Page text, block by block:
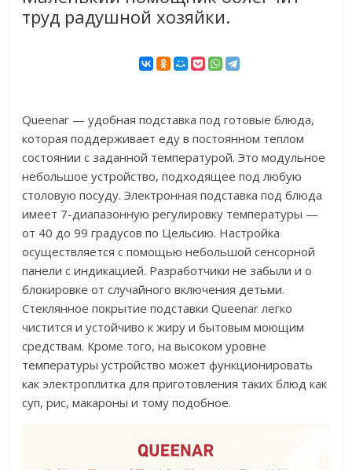
труд радушной хозяйки.
Queenar — удобная подставка под готовые блюда,
которая поддерживает еду в постоянном теплом
состоянии с заданной температурой. Это модульное
небольшое устройство, подходящее под любую
столовую посуду. Электронная подставка под блюда
имеет 7-диапазонную регулировку температуры —
от 40 до 99 градусов по Цельсию. Настройка
осуществляется с помощью небольшой сенсорной
панели с индикацией. Разработчики не забыли и о
блокировке от случайного включения детьми.
Стеклянное покрытие подставки Queenar легко
чистится и устойчиво к жиру и бытовым моющим
средствам. Кроме того, на высоком уровне
температуры устройство может функционировать
как электроплитка для приготовления таких блюд как
суп, рис, макароны и тому подобное.